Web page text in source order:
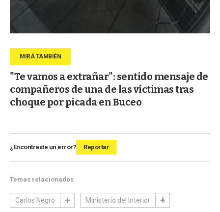
"Te vamos a extrañar": sentido mensaje de
compañeros de una de las víctimas tras
choque por picada en Buceo
¿Encontraste un error? Reportar
Temas relacionados
Carlos Negro Ministerio del Interior